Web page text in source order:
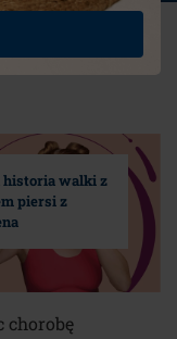
historia walki z
piersi z
chorobę